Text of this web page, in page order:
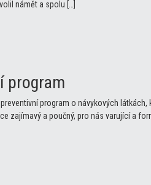
námět a spolu […]
program
program o návykových
zajímavý a poučný, pro nás varující a